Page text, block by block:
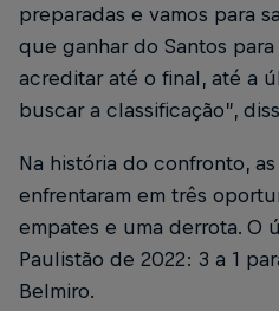
preparadas e vamos para
que ganhar do Santos para
acreditar até o final, até a
buscar a classificação”,
Na história do confronto,
enfrentaram em três
empates e uma derrota. O
Paulistão de 2022: 3 a 1
Belmiro.